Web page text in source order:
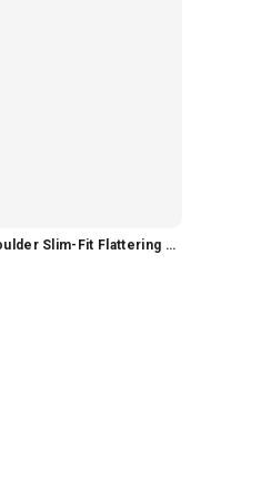
One-Shoulder Slim-Fit Flattering Mermaid Skirt Dress V2295